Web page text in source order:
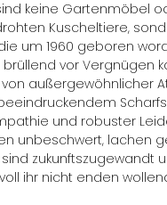
keine Gartenmöbel
Kuscheltiere,
um 1960 geboren
brüllend vor Vergnügen
außergewöhnlicher
und robuster
unbeschwert, lachen
zukunftszugewandt
ihr nicht enden